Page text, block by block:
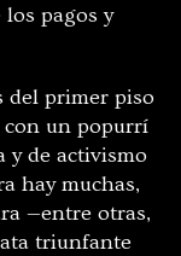
pagos y
del primer piso
con un popurrí
y de activismo
hay muchas,
—entre otras,
triunfante